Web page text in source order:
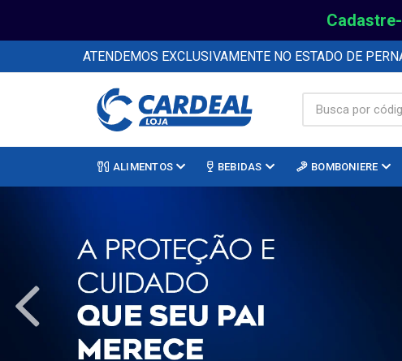
ATENDEMOS EXCLUSIVAMENTE NO ESTADO DE
ALIMENTOS BEBIDAS BOMBONIERE